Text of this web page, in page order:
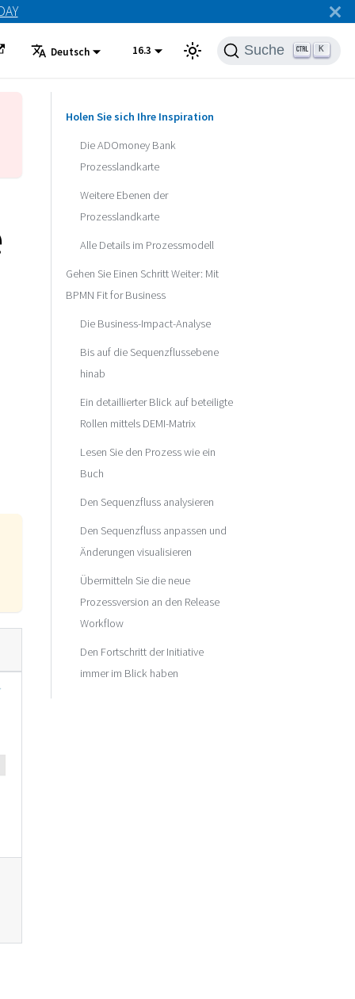
Deutsch 16.3 Suche K
Holen Sie sich Ihre Inspiration
Die ADOmoney Bank
Prozesslandkarte
Weitere Ebenen der
Prozesslandkarte
Alle Details im Prozessmodell
Gehen Sie Einen Schritt Weiter: Mit
BPMN Fit for Business
Die Business-Impact-Analyse
Bis auf die Sequenzflussebene
hinab
Ein detaillierter Blick auf beteiligte
Rollen mittels DEMI-Matrix
Lesen Sie den Prozess wie ein
Buch
Den Sequenzfluss analysieren
Den Sequenzfluss anpassen und
Änderungen visualisieren
Übermitteln Sie die neue
Prozessversion an den Release
Workflow
Den Fortschritt der Initiative
immer im Blick haben